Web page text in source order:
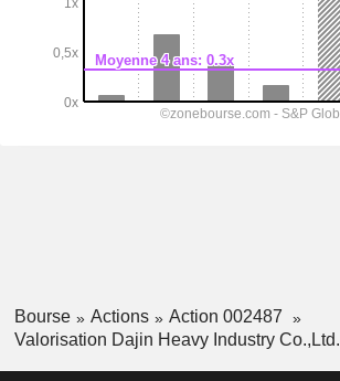
Bourse Actions
Action 002487
Valorisation Dajin Heavy Industry Co.,Ltd.